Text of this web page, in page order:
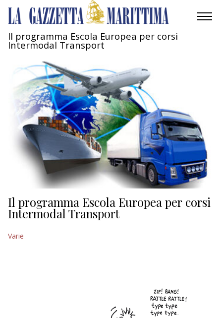
AMBIENTE
MOBILITÀ
INDUSTRIA
RICERCA
ECONOMIA
TURISMO
CULTURA
NAUTICA
EDITORIALI
Il programma Escola Europea per corsi
Intermodal Transport
Il programma Escola Europea per corsi
Intermodal Transport
Varie